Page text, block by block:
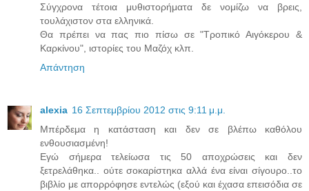
Σύγχρονα τέτοια μυθιστορήματα δε νομίζω να βρεις,
τουλάχιστον στα ελληνικά.
Θα πρέπει να πας πιο πίσω σε "Τροπικό Αιγόκερου &
Καρκίνου", ιστορίες του Μαζόχ κλπ.
Απάντηση
alexia 16 Σεπτεμβρίου 2012 στις 9:11 μ.μ.
Μπέρδεμα η κατάσταση και δεν σε βλέπω καθόλου
ενθουσιασμένη!
Εγώ σήμερα τελείωσα τις 50 αποχρώσεις και δεν
ξετρελάθηκα.. ούτε σοκαρίστηκα αλλά ένα είναι σίγουρο..το
βιβλίο με απορρόφησε εντελώς (εξού και έχασα επεισόδια σε